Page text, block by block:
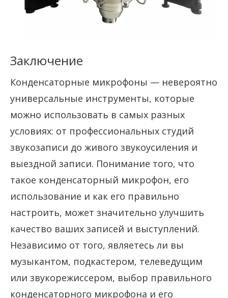
Заключение
Конденсаторные микрофоны — невероятно
универсальные инструменты, которые
можно использовать в самых разных
условиях: от профессиональных студий
звукозаписи до живого звукоусиления и
выездной записи. Понимание того, что
такое конденсаторный микрофон, его
использование и как его правильно
настроить, может значительно улучшить
качество ваших записей и выступлений.
Независимо от того, являетесь ли вы
музыкантом, подкастером, телеведущим
или звукорежиссером, выбор правильного
конденсаторного микрофона и его